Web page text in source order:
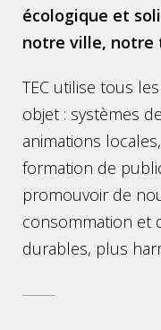
écologique et
notre ville, notre
TEC utilise tous
objet : systèmes
animations
formation de
promouvoir de
consommation et
durables, plus